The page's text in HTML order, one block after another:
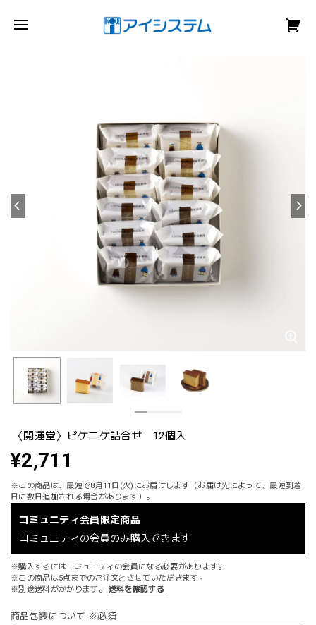
〈開運堂〉ピケニケ詰合せ 12個入
¥2,711
※この商品は、最短で8月11日(火)にお届けします（お届け先によって、最短到着
日に数日追加される場合があります）。
コミュニティ会員限定商品
コミュニティの会員のみ購入できます
※購入するにはコミュニティの会員になる必要があります。
※この商品は5点までのご注文とさせていただきます。
※別途送料がかかります。
送料を確認する
商品包装について ※必須